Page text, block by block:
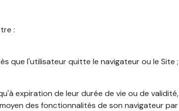
:
que l'utilisateur quitte le navigateur ou le Site ;
expiration de leur durée de vie ou de validité,
des fonctionnalités de son navigateur par